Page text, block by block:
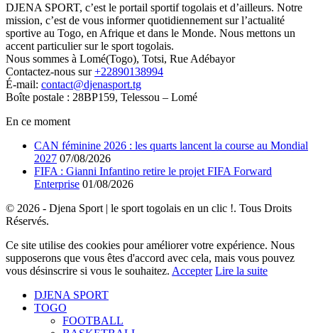
DJENA SPORT, c’est le portail sportif togolais et d’ailleurs. Notre
mission, c’est de vous informer quotidiennement sur l’actualité
sportive au Togo, en Afrique et dans le Monde. Nous mettons un
accent particulier sur le sport togolais.
Nous sommes à Lomé(Togo), Totsi, Rue Adébayor
Contactez-nous sur+22890138994
É-mail: contact@djenasport.tg
Boîte postale : 28BP159, Telessou – Lomé
En ce moment
CAN féminine 2026 : les quarts lancent la course au Mondial
2027 07/08/2026
FIFA : Gianni Infantino retire le projet FIFA Forward
Enterprise 01/08/2026
© 2026 - Djena Sport | le sport togolais en un clic !. Tous Droits
Réservés.
Ce site utilise des cookies pour améliorer votre expérience. Nous
supposerons que vous êtes d'accord avec cela, mais vous pouvez
vous désinscrire si vous le souhaitez. Accepter Lire la suite
DJENA SPORT
TOGO
FOOTBALL